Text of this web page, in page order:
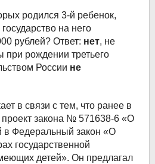
родился 3-й ребенок,
на него
рублей? Ответ: нет, не
при рождении третьего
России не
в связи с тем, что ранее в
закона № 571638-6 «О
в Федеральный закон «О
государственной
детей». Он предлагал